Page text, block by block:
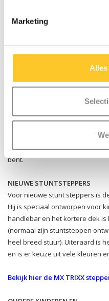
Marketing
Alles
Hoe kies ik de juiste
Onze MX range stuntsteppen
werelds top riders. Ze zijn
aandacht voor kwaliteit en
bent.
NIEUWE STUNTSTEPPERS
Voor nieuwe stunt steppers is
Hij is speciaal ontworpen voor
handlebar en het kortere dek
(normaal zijn stuntsteppen
heel breed stuur). Uiteraard is
en is er keuze uit vele kleuren
Bekijk hier de MX TRIXX